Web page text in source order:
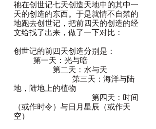
祂在创世记七天创造天地中的其中一
天的创造的东西。于是就情不自禁的
地跑去创世记，把前四天的创造的经
文给找了出来，做了一下对比：
创世记的前四天创造分别是：
	第一天：光与暗
		第二天：水与天
地，陆地上的植物
（或作时令）与日月星辰（或作天
空）